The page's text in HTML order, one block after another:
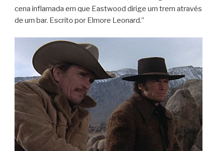
cena inflamada em que Eastwood dirige um trem através
de um bar. Escrito por Elmore Leonard.”